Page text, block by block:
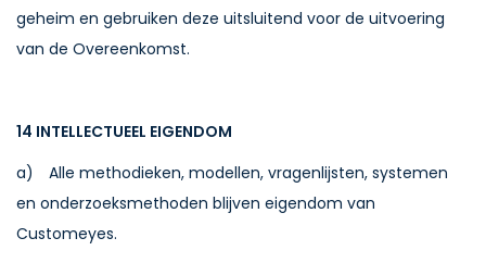
geheim en gebruiken deze uitsluitend voor de uitvoering
van de Overeenkomst.
14 INTELLECTUEEL EIGENDOM
a) Alle methodieken, modellen, vragenlijsten, systemen
en onderzoeksmethoden blijven eigendom van
Customeyes.